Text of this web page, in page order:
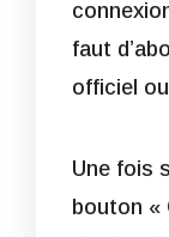
faut
officiel
Une fois
bouton «